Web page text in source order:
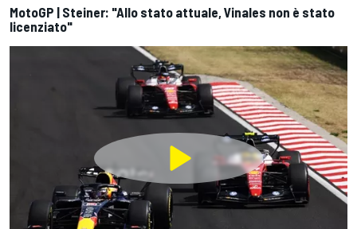
MotoGP | Steiner: "Allo stato attuale, Vinales non è stato
licenziato"